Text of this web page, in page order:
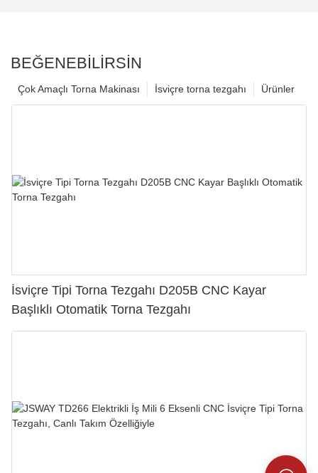
BEĞENEBILIRSIN
Ürünler
İsviçre torna tezgahı
Çok Amaçlı Torna Makinası
İsviçre Tipi Torna Tezgahı D205B CNC Kayar
Başlıklı Otomatik Torna Tezgahı